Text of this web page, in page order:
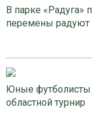
В парке «Радуга»
перемены радуют
Юные футболисты
областной турнир